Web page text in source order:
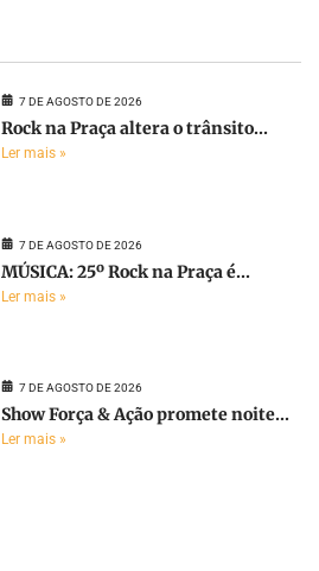
7 DE AGOSTO DE 2026
Rock na Praça altera o trânsito...
Ler mais »
7 DE AGOSTO DE 2026
MÚSICA: 25º Rock na Praça é...
Ler mais »
7 DE AGOSTO DE 2026
Show Força & Ação promete noite...
Ler mais »